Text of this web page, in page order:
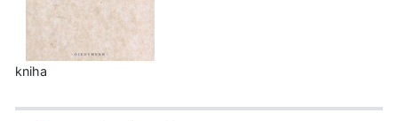
kniha